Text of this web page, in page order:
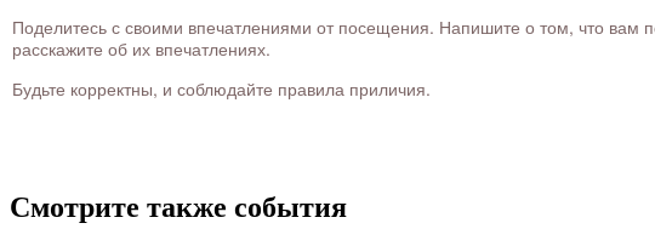
Поделитесь с своими впечатлениями от посещения. Напишите о том, что вам
расскажите об их впечатлениях.
Будьте корректны, и соблюдайте правила приличия.
Смотрите также события